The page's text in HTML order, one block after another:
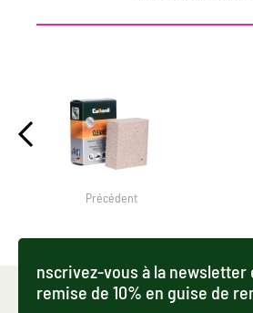
Précédent
nscrivez-vous à la newsletter
remise de 10% en guise de